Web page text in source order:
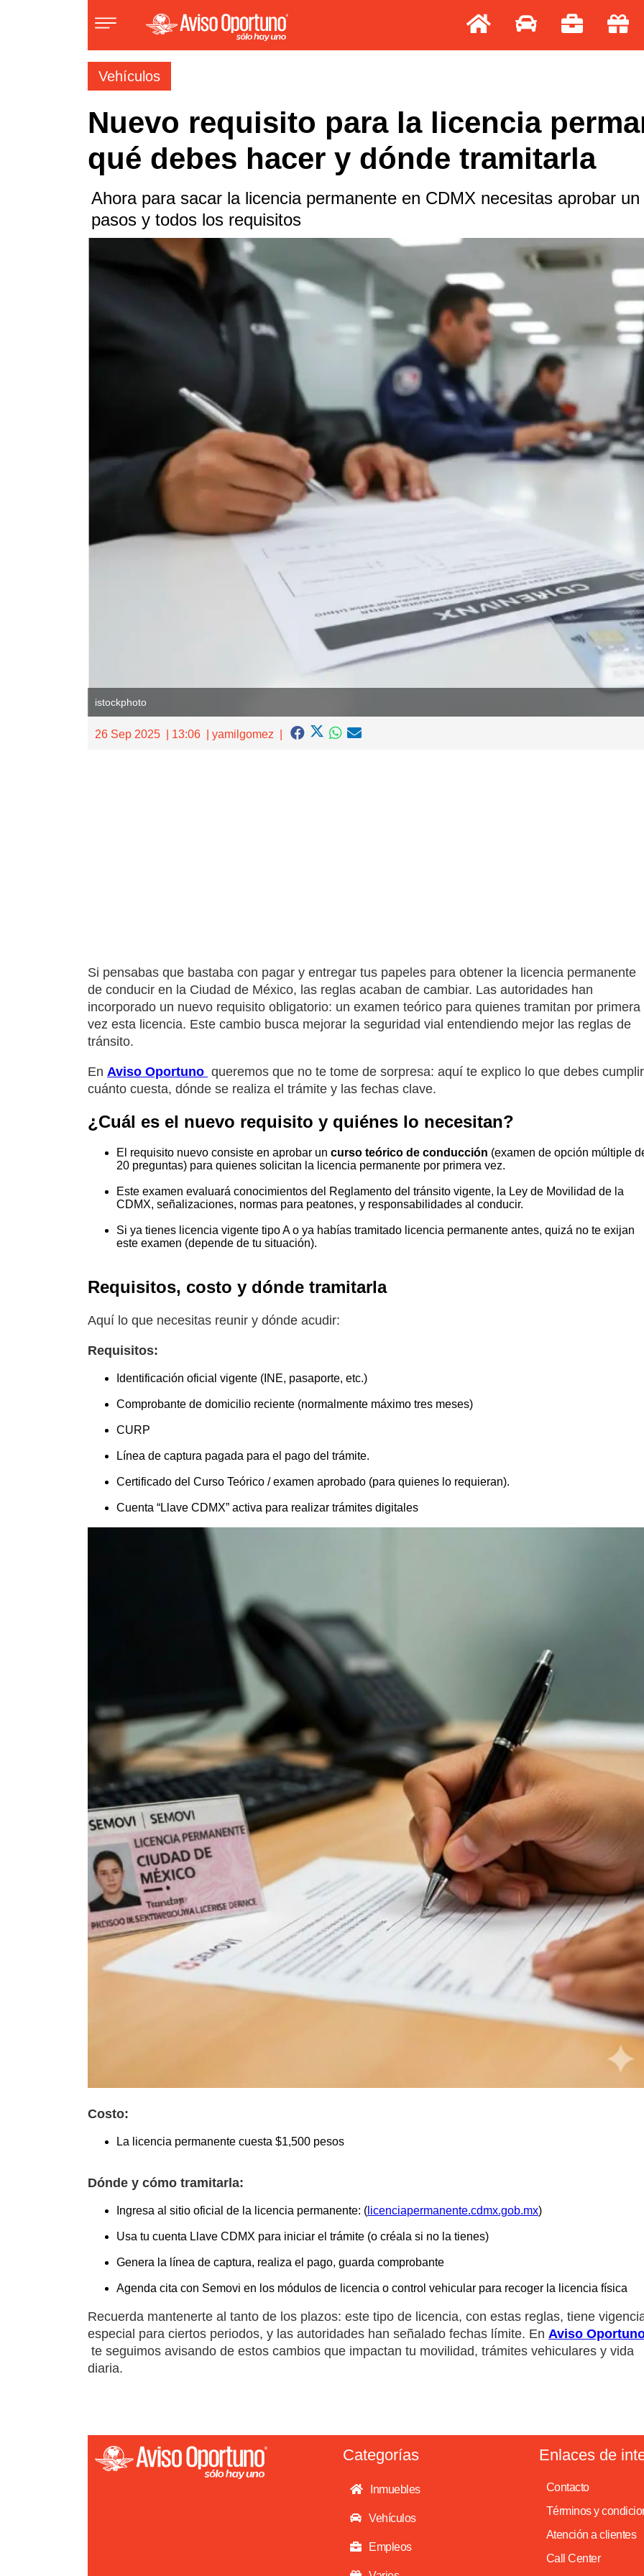
Vehículos
Nuevo requisito para la licencia
qué debes hacer y dónde tramitarla
Ahora para sacar la licencia permanente en CDMX necesitas aprobar
pasos y todos los requisitos
istockphoto
26 Sep 2025 13:06 yamilgomez
Si pensabas que bastaba con pagar y entregar tus papeles para obtener la licencia permanente
de conducir en la Ciudad de México, las reglas acaban de cambiar. Las autoridades han
incorporado un nuevo requisito obligatorio: un examen teórico para quienes tramitan por primera
vez esta licencia. Este cambio busca mejorar la seguridad vial entendiendo mejor las reglas de
tránsito.
En Aviso Oportuno queremos que no te tome de sorpresa: aquí te explico lo que debes
cuánto cuesta, dónde se realiza el trámite y las fechas clave.
¿Cuál es el nuevo requisito y quiénes lo necesitan?
El requisito nuevo consiste en aprobar un curso teórico de conducción (examen de opción múltiple
20 preguntas) para quienes solicitan la licencia permanente por primera vez.
Este examen evaluará conocimientos del Reglamento del tránsito vigente, la Ley de Movilidad de la
CDMX, señalizaciones, normas para peatones, y responsabilidades al conducir.
Si ya tienes licencia vigente tipo A o ya habías tramitado licencia permanente antes, quizá no te exijan
este examen (depende de tu situación).
Requisitos, costo y dónde tramitarla
Aquí lo que necesitas reunir y dónde acudir:
Requisitos:
Identificación oficial vigente (INE, pasaporte, etc.)
Comprobante de domicilio reciente (normalmente máximo tres meses)
CURP
Línea de captura pagada para el pago del trámite.
Certificado del Curso Teórico / examen aprobado (para quienes lo requieran).
Cuenta “Llave CDMX” activa para realizar trámites digitales
Costo:
La licencia permanente cuesta $1,500 pesos
Dónde y cómo tramitarla:
Ingresa al sitio oficial de la licencia permanente: ( licenciapermanente.cdmx.gob.mx)
Usa tu cuenta Llave CDMX para iniciar el trámite (o créala si no la tienes)
Genera la línea de captura, realiza el pago, guarda comprobante
Agenda cita con Semovi en los módulos de licencia o control vehicular para recoger la licencia física
Recuerda mantenerte al tanto de los plazos: este tipo de licencia, con estas reglas, tiene
especial para ciertos periodos, y las autoridades han señalado fechas límite. En Aviso
te seguimos avisando de estos cambios que impactan tu movilidad, trámites vehiculares y vida
diaria.
Categorías
Inmuebles
Vehículos
Empleos
Enlaces de
Contacto
Términos y
Atención a clientes
Call Center